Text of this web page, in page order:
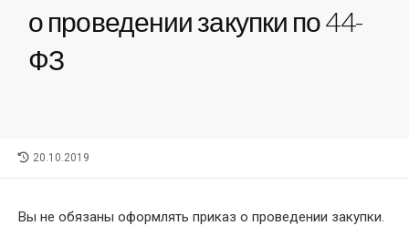
о проведении закупки по 44-
ФЗ
LAST
20.10.2019
Вы не обязаны оформлять приказ о проведении закупки.